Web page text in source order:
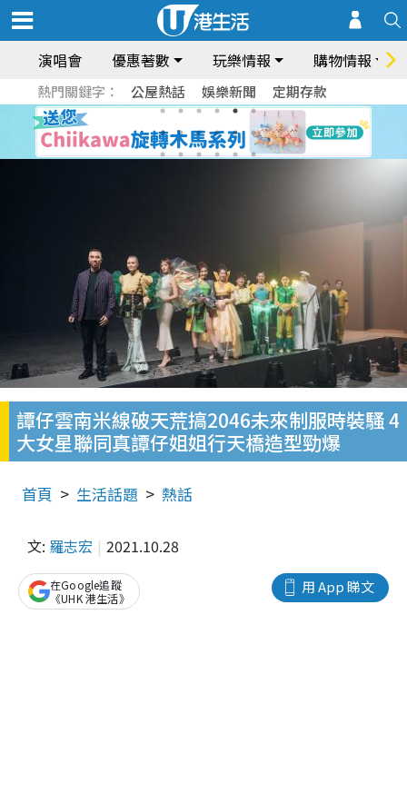
演唱會 優惠著數 玩樂情報 購物情報
熱門關鍵字： 公屋熱話 娛樂新聞 定期存款
譚仔雲南米線破天荒搞2046未來制服時裝騷 4
大女星聯同真譚仔姐姐行天橋造型勁爆
首頁 生活話題 熱話
文: 羅志宏 2021.10.28
用 App 睇文
在Google追蹤
《UHK 港生活》